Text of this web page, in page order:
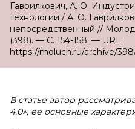
Гаврилкович, А. О.
технологии / А. О.
непосредственный //
(398). — С. 154-158. — URL:
https://moluch.ru/archive/
В статье автор
4.0», ее основные